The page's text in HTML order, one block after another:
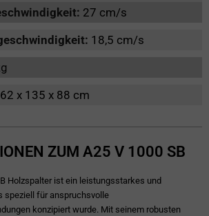
27 cm/s
18,5 cm/s
x 135 x 88 cm
ZUM A25 V 1000 SB
Holzspalter ist ein leistungsstarkes und
speziell für anspruchsvolle
konzipiert wurde. Mit seinem robusten